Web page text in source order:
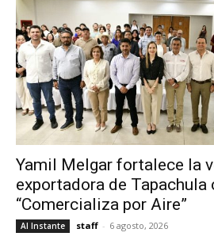
Yamil Melgar fortalece la
exportadora de Tapachula
“Comercializa por Aire”
Al Instante staff - 6 agosto, 2026